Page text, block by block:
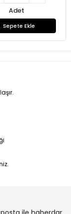
Adet
Sepete Ekle